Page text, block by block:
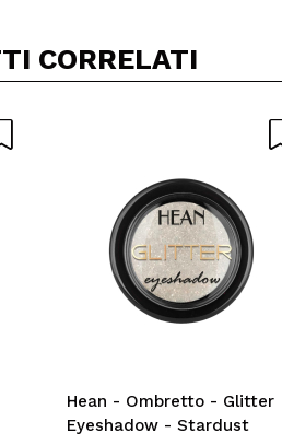
CORRELATI
Hean - Ombretto - Glitter
Eyeshadow - Stardust